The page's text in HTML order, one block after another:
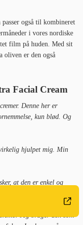
også til kombineret
i vores nordiske
film på huden. Med sit
oliven er den også
Facial Cream
Denne her er
kun blød. Og
hjulpet mig. Min
at den er enkel og
det, den skal!"
Jeg bruger den som